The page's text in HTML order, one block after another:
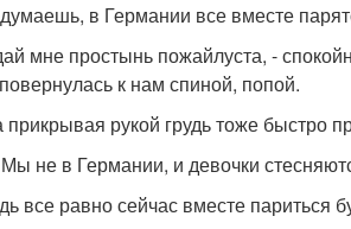
в Германии все вместе
мне простынь пожайлуста, -
к нам спиной, попой.
рукой грудь тоже быстро
не в Германии, и девочки
все равно сейчас вместе париться